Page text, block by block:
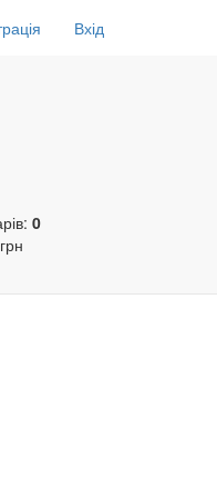
Вхід
0
грн